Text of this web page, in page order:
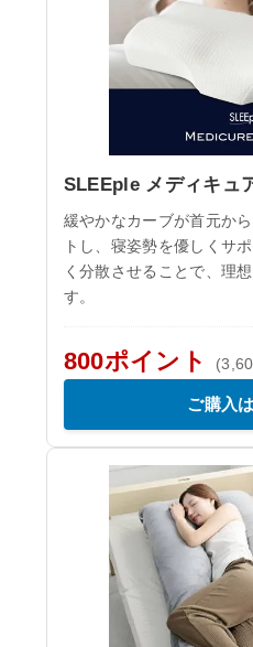
SLEEple メディキュ
緩やかなカーブが首元か
トし、寝姿勢を優しくサ
く分散させることで、理
す。
800ポイント
ご購入